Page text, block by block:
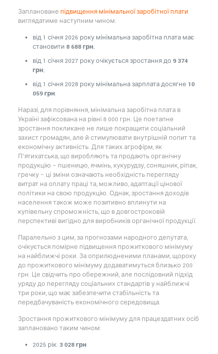
Заплановане підвищення мінімальної заробітної плати
виглядатиме наступним чином:
від 1 січня 2026 року мінімальна заробітна плата має
становити 8 688 грн;
від 1 січня 2027 року очікується зростання до 9 374
грн;
від 1 січня 2028 року мінімальна зарплата досягне 10
059 грн.
Наразі, для порівняння, мінімальна заробітна плата в
Україні зафіксована на рівні 8 000 грн. Це поетапне
зростання покликане не лише покращити соціальний
захист громадян, але й стимулювати внутрішній попит та
економічну активність. Для таких агрофірм, як
П’ятихатська, що виробляють та продають органічну
продукцію – пшеницю, ячмінь, кукурудзу, соняшник, ріпак,
гречку – ці зміни означають необхідність перегляду
витрат на оплату праці та, можливо, адаптації цінової
політики на свою продукцію. Однак, зростання доходів
населення також може позитивно вплинути на
купівельну спроможність, що в довгостроковій
перспективі вигідно для виробників органічної продукції.
Паралельно з цим, за прогнозами народного депутата,
очікується помірне підвищення прожиткового мінімуму
на найближчі роки. За оприлюдненими планами, щороку
до прожиткового мінімуму додаватимуться близько 200
грн. Це свідчить про обережний, але послідовний підхід
уряду до перегляду соціальних стандартів у найближчі
три роки, що має забезпечити стабільність та
передбачуваність економічного середовища.
Зростання прожиткового мінімуму для працездатних осіб
заплановано таким чином:
2025 рік: 3 028 грн